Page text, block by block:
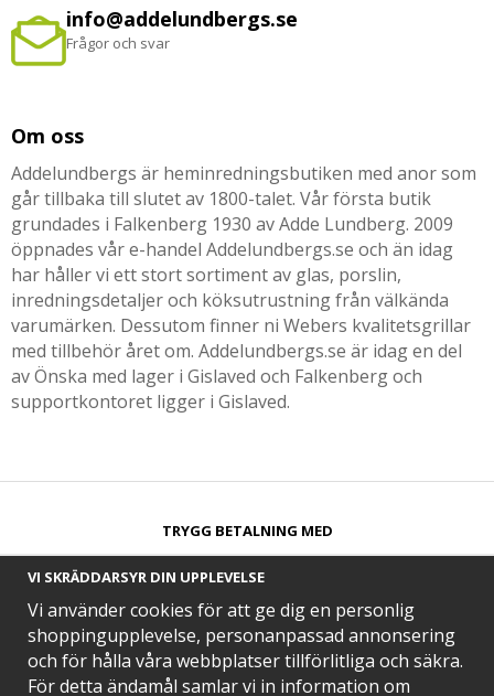
info@addelundbergs.se
Frågor och svar
Om oss
Addelundbergs är heminredningsbutiken med anor som
går tillbaka till slutet av 1800-talet. Vår första butik
grundades i Falkenberg 1930 av Adde Lundberg. 2009
öppnades vår e-handel Addelundbergs.se och än idag
har håller vi ett stort sortiment av glas, porslin,
inredningsdetaljer och köksutrustning från välkända
varumärken. Dessutom finner ni Webers kvalitetsgrillar
med tillbehör året om. Addelundbergs.se är idag en del
av Önska med lager i Gislaved och Falkenberg och
supportkontoret ligger i Gislaved.
TRYGG BETALNING MED​
SNABB LEVERANS MED
VI SKRÄDDARSYR DIN UPPLEVELSE
Vi använder cookies för att ge dig en personlig
shoppingupplevelse, personanpassad annonsering
och för hålla våra webbplatser tillförlitliga och säkra.
För detta ändamål samlar vi in information om